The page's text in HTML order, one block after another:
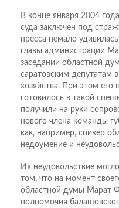
В конце января 2004
суда заключен под
пресса немало
главы администрации
заседании областной
саратовским депутатам
хозяйства. При этом его
готовилось в такой
получили на руки
нового члена команды
как, например, спикер
недоумение и
Их неудовольствие
том, что на момент
областной думы Марат
полномочия